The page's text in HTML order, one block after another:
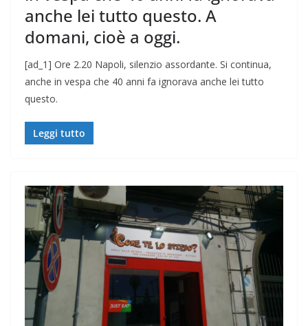
anche lei tutto questo. A
domani, cioè a oggi.
[ad_1] Ore 2.20 Napoli, silenzio assordante. Si continua,
anche in vespa che 40 anni fa ignorava anche lei tutto
questo.
Leggi tutto